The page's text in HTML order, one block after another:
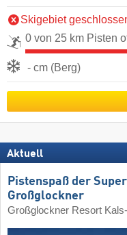
Skigebiet
0 von 25 km Pisten
- cm (Berg)
Aktuell
Pistenspaß der
Großglockner
Großglockner Resort